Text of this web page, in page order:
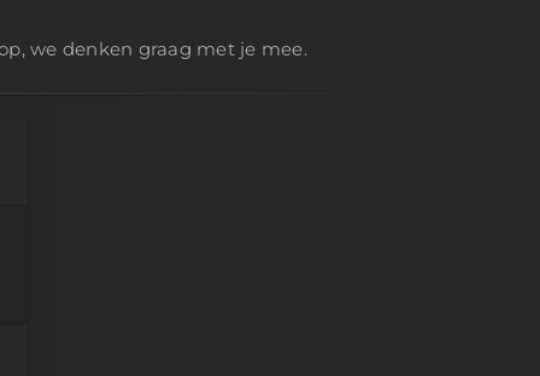
we denken graag met je mee.